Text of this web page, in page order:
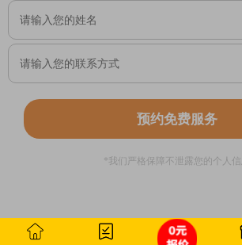
预约免费服务
*我们严格保障不泄露您的个人